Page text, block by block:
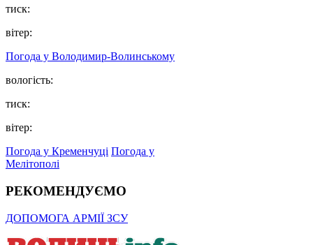
тиск:
вітер:
Погода у Володимир-Волинському
вологість:
тиск:
вітер:
Погода у Кременчуці Погода у
Мелітополі
РЕКОМЕНДУЄМО
ДОПОМОГА АРМІЇ ЗСУ